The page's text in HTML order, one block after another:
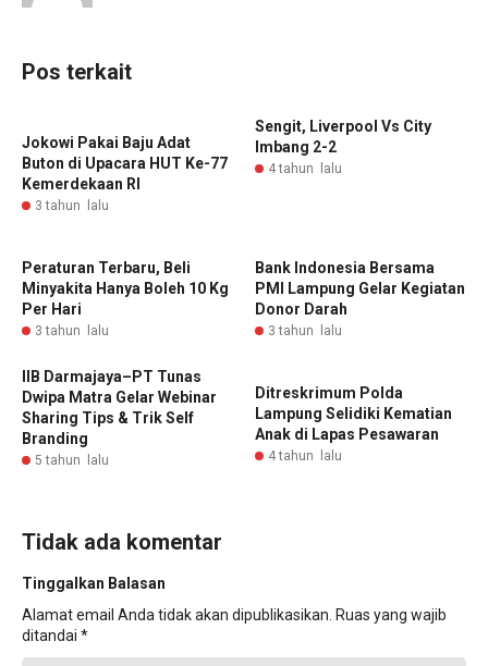
Pos terkait
Jokowi Pakai Baju Adat
Buton di Upacara HUT Ke-77
Kemerdekaan RI
3 tahun lalu
Sengit, Liverpool Vs City
Imbang 2-2
4 tahun lalu
Peraturan Terbaru, Beli
Minyakita Hanya Boleh 10 Kg
Per Hari
3 tahun lalu
Bank Indonesia Bersama
PMI Lampung Gelar Kegiatan
Donor Darah
3 tahun lalu
IIB Darmajaya–PT Tunas
Dwipa Matra Gelar Webinar
Sharing Tips & Trik Self
Branding
5 tahun lalu
Ditreskrimum Polda
Lampung Selidiki Kematian
Anak di Lapas Pesawaran
4 tahun lalu
Tidak ada komentar
Tinggalkan Balasan
Alamat email Anda tidak akan dipublikasikan. Ruas yang wajib
ditandai *